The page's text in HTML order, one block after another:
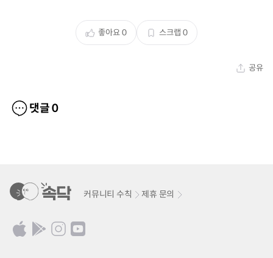
좋아요0 스크랩 0
공유
댓글0
커뮤니티 수칙 제휴 문의